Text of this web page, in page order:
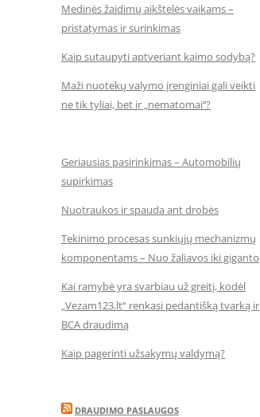
Medinės žaidimų aikštelės vaikams –
pristatymas ir surinkimas
Kaip sutaupyti aptveriant kaimo sodybą?
Maži nuotekų valymo įrenginiai gali veikti
ne tik tyliai, bet ir „nematomai‘‘?
Geriausias pasirinkimas – Automobilių
supirkimas
Nuotraukos ir spauda ant drobės
Tekinimo procesas sunkiųjų mechanizmų
komponentams – Nuo žaliavos iki giganto
Kai ramybė yra svarbiau už greitį, kodėl
„Vezam123.lt“ renkasi pedantišką tvarką ir
BCA draudimą
Kaip pagerinti užsakymų valdymą?
DRAUDIMO PASLAUGOS